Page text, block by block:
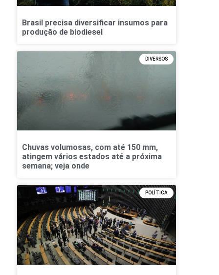
Brasil precisa diversificar insumos para
produção de biodiesel
DIVERSOS
Chuvas volumosas, com até 150 mm,
atingem vários estados até a próxima
semana; veja onde
POLÍTICA